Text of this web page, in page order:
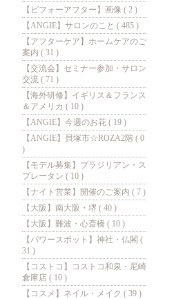
【ビフォーアフター】画像 ( 2 )
【ANGIE】サロンのこと ( 485 )
【アフターケア】ホームケアのご
案内 ( 31 )
【交流会】セミナー参加・サロン
交流 ( 71 )
【海外研修】イギリス＆フランス
＆アメリカ ( 10 )
【ANGIE】今週のお花 ( 19 )
【ANGIE】貝塚市☆ROZA2階 ( 0
)
【モデル募集】ブラジリアン・ス
プレータン ( 10 )
【ナイト営業】開催のご案内 ( 7 )
【大阪】南大阪・堺 ( 40 )
【大阪】難波・心斎橋 ( 10 )
【パワースポット】神社・仏閣 (
31 )
【コストコ】コストコ和泉・尼崎
倉庫店 ( 10 )
【コスメ】ネイル・メイク ( 39 )